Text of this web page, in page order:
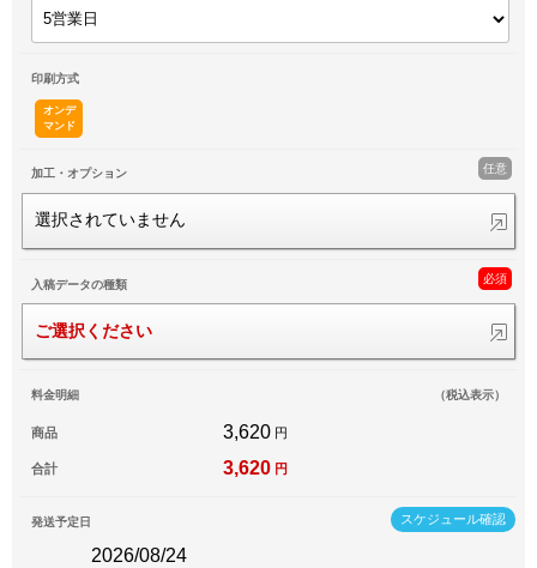
印刷方式
オンデ
マンド
加工・オプション 任意
選択されていません
入稿データの種類 必須
ご選択ください
料金明細 （税込表示）
商品 3,620 円
合計 3,620 円
スケジュール確認
発送予定日
2026/08/24